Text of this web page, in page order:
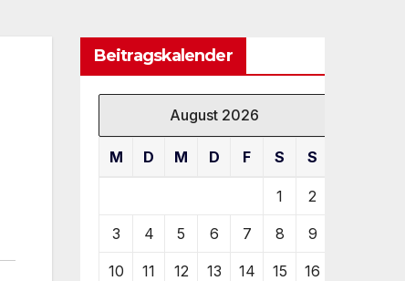
Beitragskalender
August 2026
M D M D F S S
1 2
3 4 5 6 7 8 9
10 11 12 13 14 15 16